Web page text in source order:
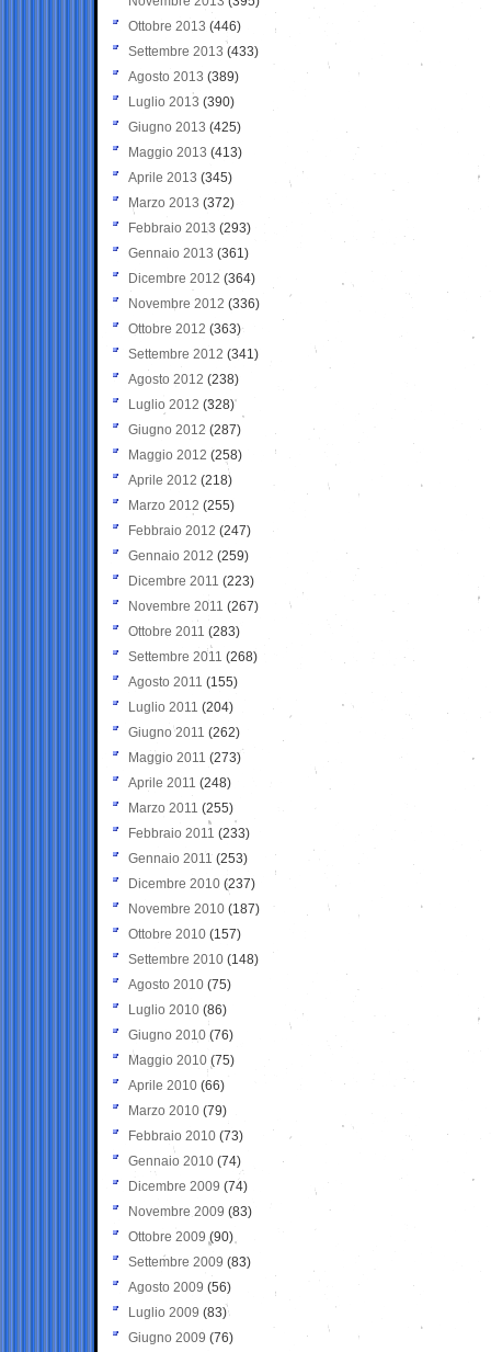
Ottobre 2013 (446)
Settembre 2013 (433)
Agosto 2013 (389)
Luglio 2013 (390)
Giugno 2013 (425)
Maggio 2013 (413)
Aprile 2013 (345)
Marzo 2013 (372)
Febbraio 2013 (293)
Gennaio 2013 (361)
Dicembre 2012 (364)
Novembre 2012 (336)
Ottobre 2012 (363)
Settembre 2012 (341)
Agosto 2012 (238)
Luglio 2012 (328)
Giugno 2012 (287)
Maggio 2012 (258)
Aprile 2012 (218)
Marzo 2012 (255)
Febbraio 2012 (247)
Gennaio 2012 (259)
Dicembre 2011 (223)
Novembre 2011 (267)
Ottobre 2011 (283)
Settembre 2011 (268)
Agosto 2011 (155)
Luglio 2011 (204)
Giugno 2011 (262)
Maggio 2011 (273)
Aprile 2011 (248)
Marzo 2011 (255)
Febbraio 2011 (233)
Gennaio 2011 (253)
Dicembre 2010 (237)
Novembre 2010 (187)
Ottobre 2010 (157)
Settembre 2010 (148)
Agosto 2010 (75)
Luglio 2010 (86)
Giugno 2010 (76)
Maggio 2010 (75)
Aprile 2010 (66)
Marzo 2010 (79)
Febbraio 2010 (73)
Gennaio 2010 (74)
Dicembre 2009 (74)
Novembre 2009 (83)
Ottobre 2009 (90)
Settembre 2009 (83)
Agosto 2009 (56)
Luglio 2009 (83)
Giugno 2009 (76)